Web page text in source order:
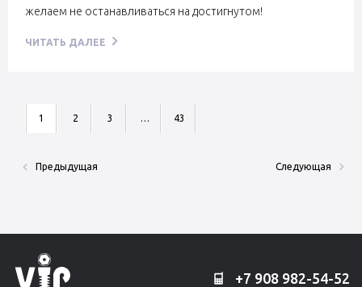
желаем не останавливаться на достигнутом!
ЧИТАТЬ ДАЛЕЕ
Предыдущая
1 2 3 … 43
Следующая
+7 908 982-54-52